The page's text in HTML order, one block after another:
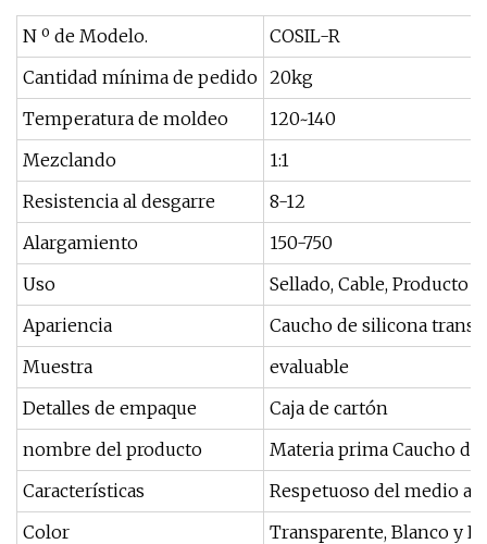
N º de Modelo.
COSIL-R
Cantidad mínima de pedido 20kg
Temperatura de moldeo
120~140
Mezclando
1:1
Resistencia al desgarre
8-12
Alargamiento
150-750
Uso
Sellado, Cable, Producto
Apariencia
Caucho de silicona
Muestra
evaluable
Detalles de empaque
Caja de cartón
nombre del producto
Materia prima Caucho de
Características
Respetuoso del medio
Color
Transparente, Blanco y